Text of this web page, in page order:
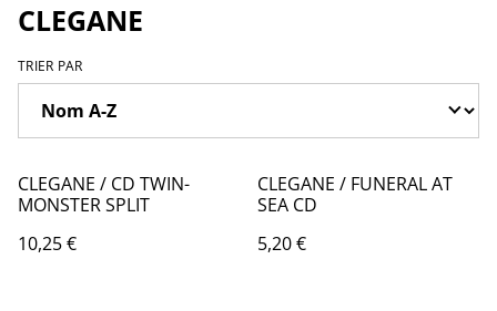
CLEGANE
TRIER PAR
CLEGANE / CD TWIN-
MONSTER SPLIT
10,25 €
CLEGANE / FUNERAL AT
SEA CD
5,20 €